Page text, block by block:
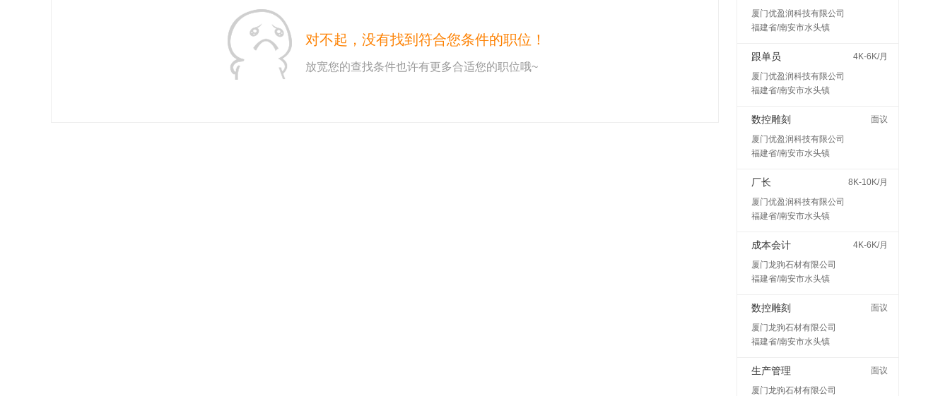
对不起，没有找到符合您条件的职位！
放宽您的查找条件也许有更多合适您的职位哦~
厦门优盈润科技有限公司
福建省/南安市水头镇
跟单员
4K-6K/月
厦门优盈润科技有限公司
福建省/南安市水头镇
数控雕刻
面议
厦门优盈润科技有限公司
福建省/南安市水头镇
厂长
8K-10K/月
厦门优盈润科技有限公司
福建省/南安市水头镇
成本会计
4K-6K/月
厦门龙驹石材有限公司
福建省/南安市水头镇
数控雕刻
面议
厦门龙驹石材有限公司
福建省/南安市水头镇
生产管理
面议
厦门龙驹石材有限公司